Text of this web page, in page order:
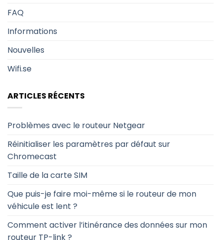
FAQ
Informations
Nouvelles
Wifi.se
ARTICLES RÉCENTS
Problèmes avec le routeur Netgear
Réinitialiser les paramètres par défaut sur
Chromecast
Taille de la carte SIM
Que puis-je faire moi-même si le routeur de mon
véhicule est lent ?
Comment activer l’itinérance des données sur mon
routeur TP-link ?